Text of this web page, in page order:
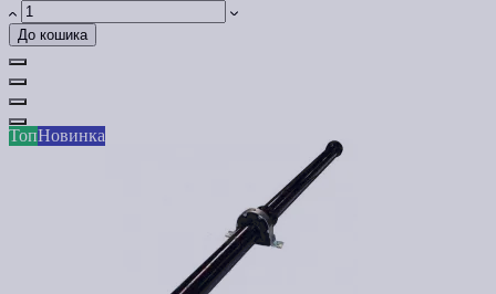
До кошика
ТопНовинка